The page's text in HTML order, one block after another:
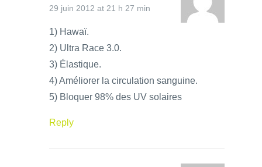
29 juin 2012 at 21 h 27 min
1) Hawaï.
2) Ultra Race 3.0.
3) Élastique.
4) Améliorer la circulation sanguine.
5) Bloquer 98% des UV solaires
Reply